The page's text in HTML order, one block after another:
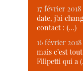
17 février
date, j’ai
contact : (…)
16 février
mais c’est
Filipetti qui a